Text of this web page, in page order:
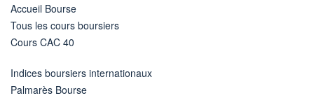
Accueil Bourse
Tous les cours boursiers
Cours CAC 40
Indices boursiers internationaux
Palmarès Bourse